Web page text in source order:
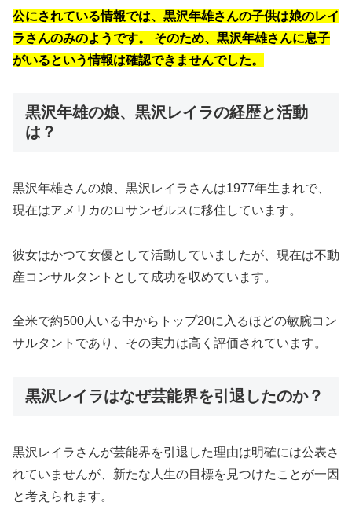
公にされている情報では、黒沢年雄さんの子供は娘のレイ
ラさんのみのようです。 そのため、黒沢年雄さんに息子
がいるという情報は確認できませんでした。
黒沢年雄の娘、黒沢レイラの経歴と活動
は？
黒沢年雄さんの娘、黒沢レイラさんは1977年生まれで、
現在はアメリカのロサンゼルスに移住しています。
彼女はかつて女優として活動していましたが、現在は不動
産コンサルタントとして成功を収めています。
全米で約500人いる中からトップ20に入るほどの敏腕コン
サルタントであり、その実力は高く評価されています。
黒沢レイラはなぜ芸能界を引退したのか？
黒沢レイラさんが芸能界を引退した理由は明確には公表さ
れていませんが、新たな人生の目標を見つけたことが一因
と考えられます。